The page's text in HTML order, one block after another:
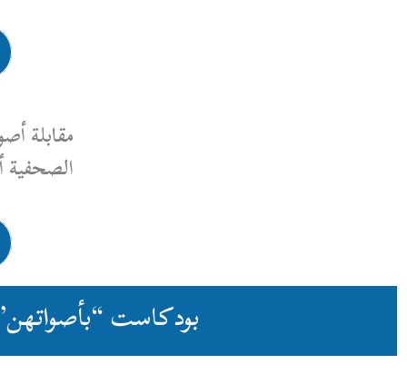
مقابلة أصوات نسوية، مقابلة مع
بودكاست “بأصواتهن”